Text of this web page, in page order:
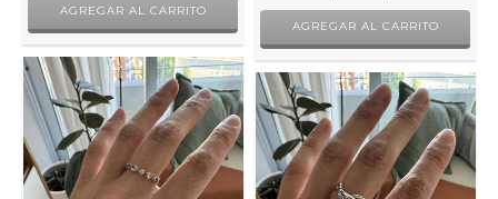
AGREGAR AL CARRITO
AGREGAR AL CARRITO